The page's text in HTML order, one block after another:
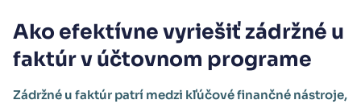
Ako efektívne vyriešiť zádržné u
faktúr v účtovnom programe
Zádržné u faktúr patrí medzi kľúčové finančné nástroje,